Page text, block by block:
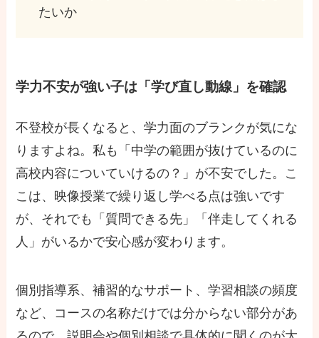
たいか
学力不安が強い子は「学び直し動線」を確認
不登校が長くなると、学力面のブランクが気にな
りますよね。私も「中学の範囲が抜けているのに
高校内容についていけるの？」が不安でした。こ
こは、映像授業で繰り返し学べる点は強いです
が、それでも「質問できる先」「伴走してくれる
人」がいるかで安心感が変わります。
個別指導系、補習的なサポート、学習相談の頻度
など、コースの名称だけでは分からない部分があ